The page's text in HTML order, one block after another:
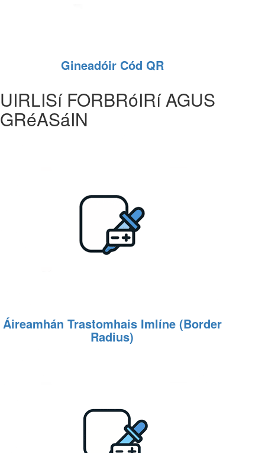
Gineadóir Cód QR
UIRLISí FORBRóIRí AGUS
GRéASáIN
Áireamhán Trastomhais Imlíne (Border
Radius)